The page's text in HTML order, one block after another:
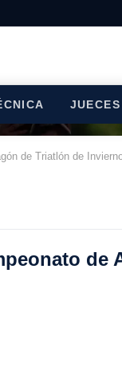
de Triatlón de
de